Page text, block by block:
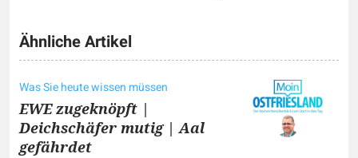
Ähnliche Artikel
Was Sie heute wissen müssen
EWE zugeknöpft |
Deichschäfer mutig | Aal
gefährdet